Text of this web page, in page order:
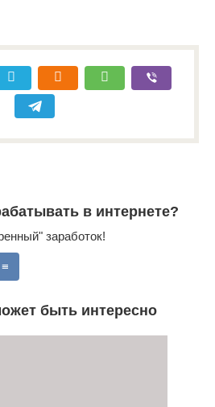
в интернете?
заработок!
быть интересно